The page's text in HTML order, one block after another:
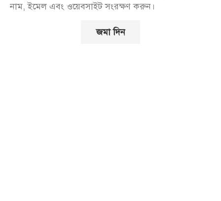
নাম, ইমেল এবং ওয়েবসাইট সংরক্ষণ করুন।